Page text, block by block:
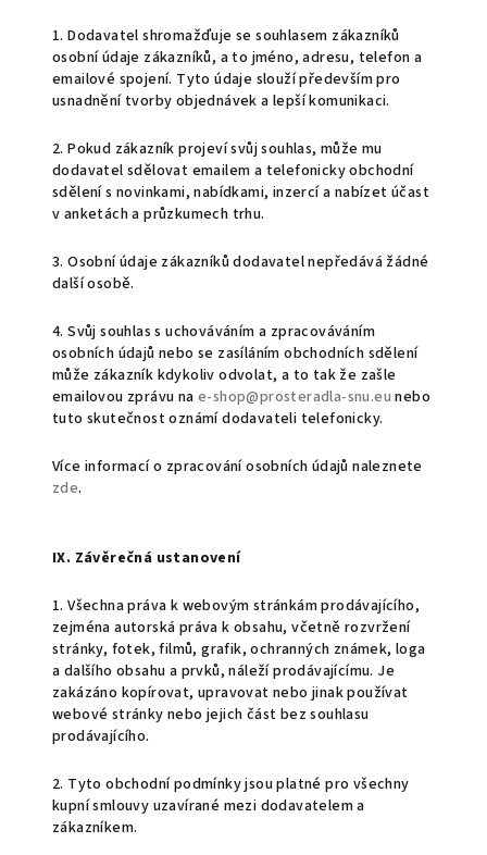
1. Dodavatel shromažďuje se souhlasem zákazníků
osobní údaje zákazníků, a to jméno, adresu, telefon a
emailové spojení. Tyto údaje slouží především pro
usnadnění tvorby objednávek a lepší komunikaci.
2. Pokud zákazník projeví svůj souhlas, může mu
dodavatel sdělovat emailem a telefonicky obchodní
sdělení s novinkami, nabídkami, inzercí a nabízet účast
v anketách a průzkumech trhu.
3. Osobní údaje zákazníků dodavatel nepředává žádné
další osobě.
4. Svůj souhlas s uchováváním a zpracováváním
osobních údajů nebo se zasíláním obchodních sdělení
může zákazník kdykoliv odvolat, a to tak že zašle
emailovou zprávu na e-shop@prosteradla-snu.eu nebo
tuto skutečnost oznámí dodavateli telefonicky.
Více informací o zpracování osobních údajů naleznete
zde.
IX. Závěrečná ustanovení
1. Všechna práva k webovým stránkám prodávajícího,
zejména autorská práva k obsahu, včetně rozvržení
stránky, fotek, filmů, grafik, ochranných známek, loga
a dalšího obsahu a prvků, náleží prodávajícímu. Je
zakázáno kopírovat, upravovat nebo jinak používat
webové stránky nebo jejich část bez souhlasu
prodávajícího.
2. Tyto obchodní podmínky jsou platné pro všechny
kupní smlouvy uzavírané mezi dodavatelem a
zákazníkem.